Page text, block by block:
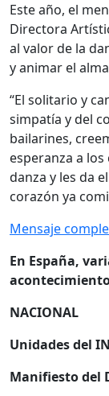
Este año, el
Directora
al valor de la
y animar el
“El solitario y
simpatía y del
bailarines,
esperanza a
danza y les da
corazón ya
Mensaje
En España,
NACIONAL
Unidades del
Manifiesto del